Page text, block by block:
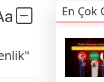
En Çok